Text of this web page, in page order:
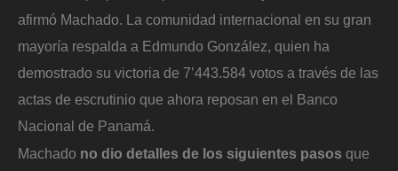
afirmó Machado. La comunidad internacional en su gran
mayoría respalda a Edmundo González, quien ha
demostrado su victoria de 7’443.584 votos a través de las
actas de escrutinio que ahora reposan en el Banco
Nacional de Panamá.
Machado no dio detalles de los siguientes pasos que